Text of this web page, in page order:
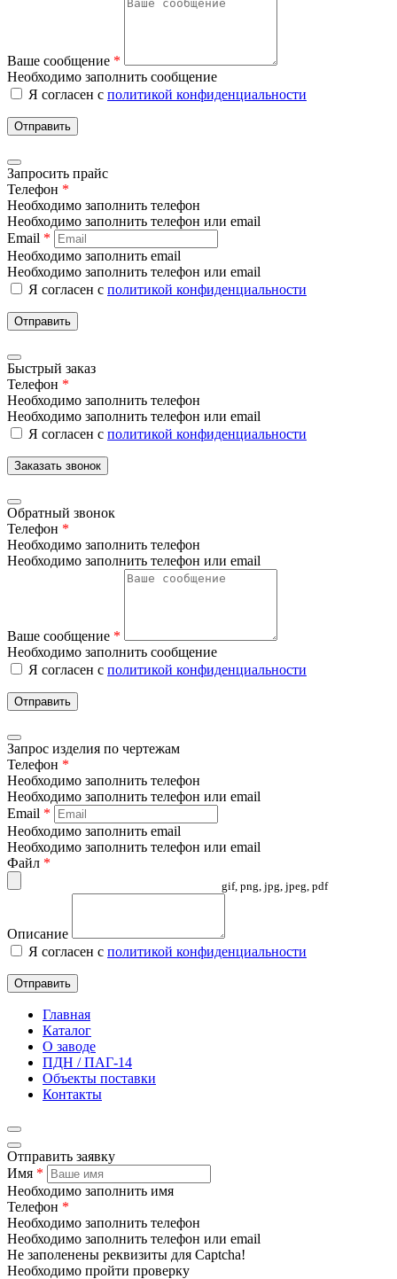
Ваше сообщение *
Необходимо заполнить сообщение
Я согласен с политикой конфиденциальности
Отправить
Запросить прайс
Телефон *
Необходимо заполнить телефон
Необходимо заполнить телефон или email
Email *
Необходимо заполнить email
Необходимо заполнить телефон или email
Я согласен с политикой конфиденциальности
Отправить
Быстрый заказ
Телефон *
Необходимо заполнить телефон
Необходимо заполнить телефон или email
Я согласен с политикой конфиденциальности
Заказать звонок
Обратный звонок
Телефон *
Необходимо заполнить телефон
Необходимо заполнить телефон или email
Ваше сообщение *
Необходимо заполнить сообщение
Я согласен с политикой конфиденциальности
Отправить
Запрос изделия по чертежам
Телефон *
Необходимо заполнить телефон
Необходимо заполнить телефон или email
Email *
Необходимо заполнить email
Необходимо заполнить телефон или email
Файл *
gif, png, jpg, jpeg, pdf
Описание
Я согласен с политикой конфиденциальности
Отправить
Главная
Каталог
О заводе
ПДН / ПАГ-14
Объекты поставки
Контакты
Отправить заявку
Имя *
Необходимо заполнить имя
Телефон *
Необходимо заполнить телефон
Необходимо заполнить телефон или email
Не заполенены реквизиты для Captcha!
Необходимо пройти проверку